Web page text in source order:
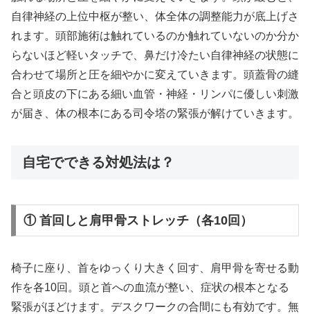
自律神経の上位中枢が整い、体全体の調整能力が底上げさ
れます。頭部施術は触れているのか触れていないのか分か
らないほど軽いタッチで、鼻だけ冷たい自律神経の状態に
合わせて場所と圧を細やかに変えていきます。頭蓋骨の縫
合と頭皮の下にある細い血管・神経・リンパに優しい刺激
が届き、体の根本にある司令塔の緊張が解けていきます。
自宅でできる対処法は？
① 首回しと肩甲骨ストレッチ（各10回）
椅子に座り、首をゆっくり大きく回す、肩甲骨を寄せる動
作を各10回。頭と首への血流が整い、症状の根本となる
緊張がほどけます。デスクワークの合間にも有効です。無